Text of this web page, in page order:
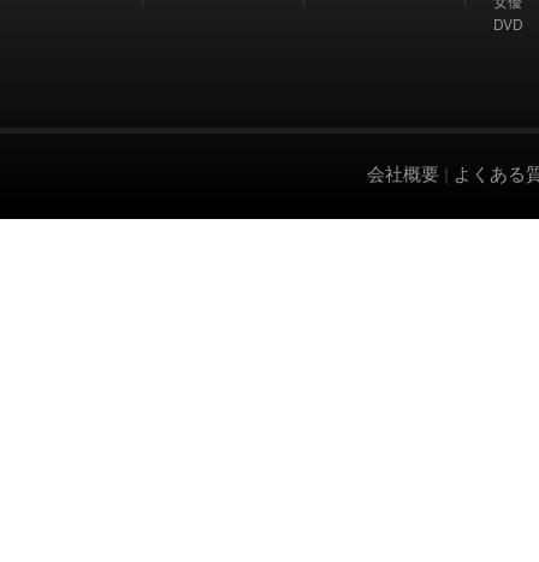
DVD
会社概要 | よくある